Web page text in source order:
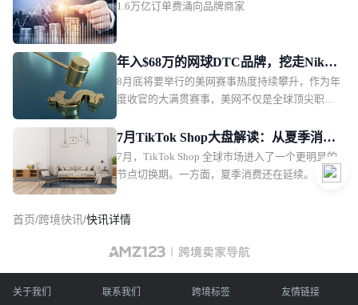
以下几项值得重点关注。面向多市场经营商家，
Q3飞轮计划进一步整合“一商卖全球·全域启航”能
力。
瓜分万亿蛋糕
1.6万亿订单费涌向品牌商家
年入$68万的网球DTC品牌，挖走Nike
代言人，摇身一变成潮牌
8月底将要举行的美网赛事热度持续攀升，作为年
度收官的大满贯赛事，美网不仅是全球顶尖职业
的核心风向标。网球服饰已不再是专业运动的小
众品类，而是成为DTC品牌切入运动生活方式赛
道的优质切口。一批2020年后成立的新锐DTC网
考价值的新样本。新锐网球DTC品牌的差异化营
国的Stack Athletics，以叛逆、高性能为品牌定
位，主打网球与匹克球等球类运动服饰，瞄准年
轻一代高强度球类运动玩家。
7月TikTok Shop大盘解读：从夏季消费
到返校季，下一波机会开始出现
7月，TikTok Shop 全球市场进入了一个更明显的
节点切换期。一方面，夏季消费还在延续。
首页/跨境快讯/快讯详情
关于我们 联系我们 跨境标签 友情链接